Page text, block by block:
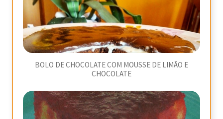
BOLO DE CHOCOLATE COM MOUSSE DE LIMÃO E
CHOCOLATE